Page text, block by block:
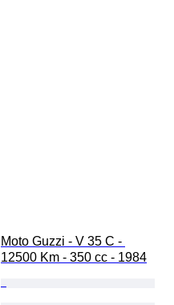
Moto Guzzi - V 35 C -
12500 Km - 350 cc - 1984